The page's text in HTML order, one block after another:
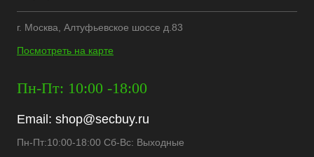
г. Москва, Алтуфьевское шоссе д.83
Посмотреть на карте
Пн-Пт: 10:00 -18:00
Email: shop@secbuy.ru
Пн-Пт:10:00-18:00 Сб-Вс: Выходные